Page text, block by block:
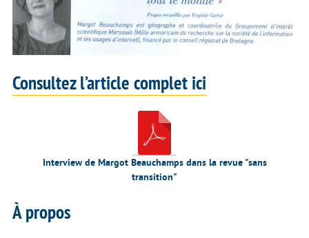
Consultez l’article complet ici
Interview de Margot Beauchamps dans la revue "sans
transition"
À propos